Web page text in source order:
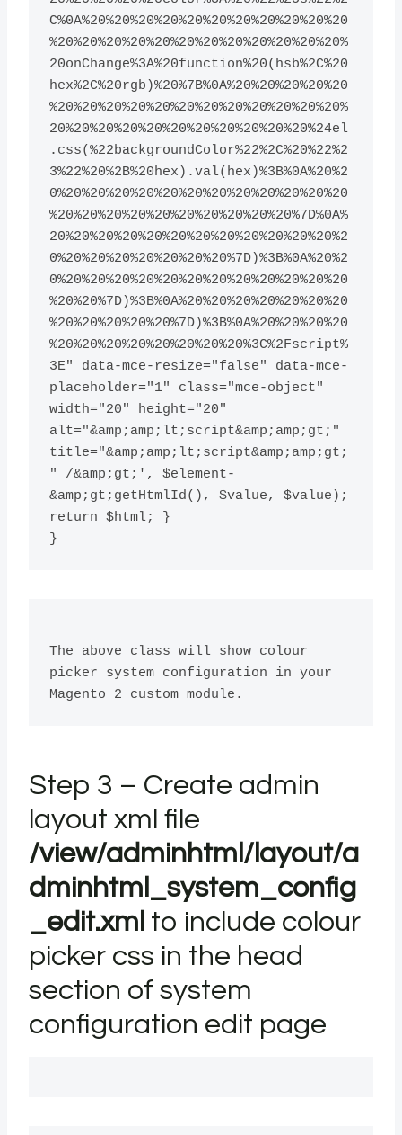
C%0A%20%20%20%20%20%20%20%20%20%20%20
%20%20%20%20%20%20%20%20%20%20%20%20%
20onChange%3A%20function%20(hsb%2C%20
hex%2C%20rgb)%20%7B%0A%20%20%20%20%20
%20%20%20%20%20%20%20%20%20%20%20%20%
20%20%20%20%20%20%20%20%20%20%20%24el
.css(%22backgroundColor%22%2C%20%22%2
3%22%20%2B%20hex).val(hex)%3B%0A%20%2
0%20%20%20%20%20%20%20%20%20%20%20%20
%20%20%20%20%20%20%20%20%20%20%7D%0A%
20%20%20%20%20%20%20%20%20%20%20%20%2
0%20%20%20%20%20%20%20%7D)%3B%0A%20%2
0%20%20%20%20%20%20%20%20%20%20%20%20
%20%20%7D)%3B%0A%20%20%20%20%20%20%20
%20%20%20%20%20%7D)%3B%0A%20%20%20%20
%20%20%20%20%20%20%20%20%3C%2Fscript%
3E" data-mce-resize="false" data-mce-
placeholder="1" class="mce-object"
width="20" height="20"
alt="&amp;amp;lt;script&amp;amp;gt;"
title="&amp;amp;lt;script&amp;amp;gt;
" /&amp;gt;', $element-
&amp;gt;getHtmlId(), $value, $value);
return $html; }
The above class will show colour
picker system configuration in your
Step 3 – Create admin
layout xml file
/view/adminhtml/layout/a
dminhtml_system_config
_edit.xml to include colour
picker css in the head
section of system
configuration edit page